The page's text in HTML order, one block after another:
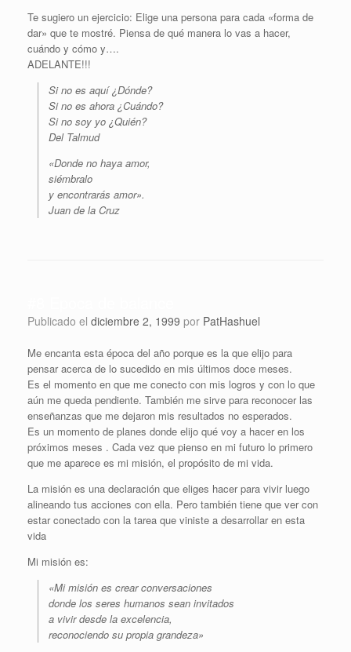
Te sugiero un ejercicio: Elige una persona para cada «forma de
dar» que te mostré. Piensa de qué manera lo vas a hacer,
cuándo y cómo y….
ADELANTE!!!
Si no es aquí ¿Dónde?
Si no es ahora ¿Cuándo?
Si no soy yo ¿Quién?
Del Talmud
«Donde no haya amor,
siémbralo
y encontrarás amor».
Juan de la Cruz
Publicado el diciembre 2, 1999 por PatHashuel
Me encanta esta época del año porque es la que elijo para
pensar acerca de lo sucedido en mis últimos doce meses.
Es el momento en que me conecto con mis logros y con lo que
aún me queda pendiente. También me sirve para reconocer las
enseñanzas que me dejaron mis resultados no esperados.
Es un momento de planes donde elijo qué voy a hacer en los
próximos meses . Cada vez que pienso en mi futuro lo primero
que me aparece es mi misión, el propósito de mi vida.
La misión es una declaración que eliges hacer para vivir luego
alineando tus acciones con ella. Pero también tiene que ver con
estar conectado con la tarea que viniste a desarrollar en esta
vida
Mi misión es:
«Mi misión es crear conversaciones
donde los seres humanos sean invitados
a vivir desde la excelencia,
reconociendo su propia grandeza»